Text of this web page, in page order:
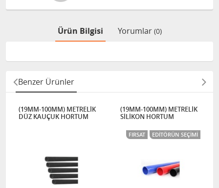
Ürün Bilgisi Yorumlar (0)
Benzer Ürünler
(19MM-100MM) METRELİK
DÜZ KAUÇUK HORTUM
(19MM-100MM) METRELİK
SİLİKON HORTUM
FIRSAT EDITÖRÜN SEÇIMI